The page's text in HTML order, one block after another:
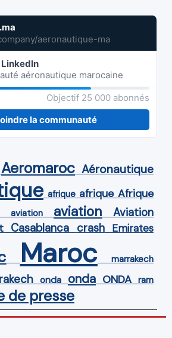
aeronautique-ma
aéronautique marocaine
Objectif 25 000 abonnés
la communauté
Aeromaroc Aéronautique
afrique afrique Afrique
aviation aviation Aviation
Casablanca crash Emirates
Maroc marrakech
onda onda ONDA ram
de presse